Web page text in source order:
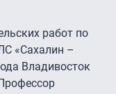
работ по
«Сахалин –
Владивосток